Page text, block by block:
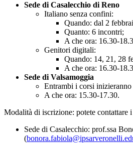
Sede di Casalecchio di Reno
Italiano senza confini:
Quando: dal 2
Quanto: 6 incontri;
A che ora: 16.30-
Genitori digitali:
Quando: 14, 21, 28
A che ora: 16.30-
Sede di Valsamoggia
Entrambi i corsi inizieranno
A che ora: 15.30-17.30.
Modalità di iscrizione: potete contattare
Sede di Casalecchio: prof.ssa
(